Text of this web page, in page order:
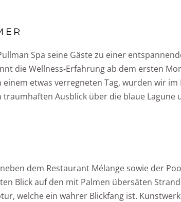
Spa seine Gäste zu einer
die Wellness-Erfahrung ab dem ersten
etwas verregneten Tag, wurden wir
Ausblick über die blaue Lagune
dem Restaurant Mélange sowie der
Blick auf den mit Palmen übersäten
welche ein wahrer Blickfang ist.